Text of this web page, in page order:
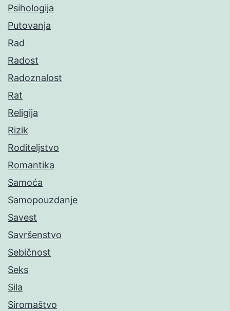
Psihologija
Putovanja
Rad
Radost
Radoznalost
Rat
Religija
Rizik
Roditeljstvo
Romantika
Samoća
Samopouzdanje
Savest
Savršenstvo
Sebičnost
Seks
Sila
Siromaštvo